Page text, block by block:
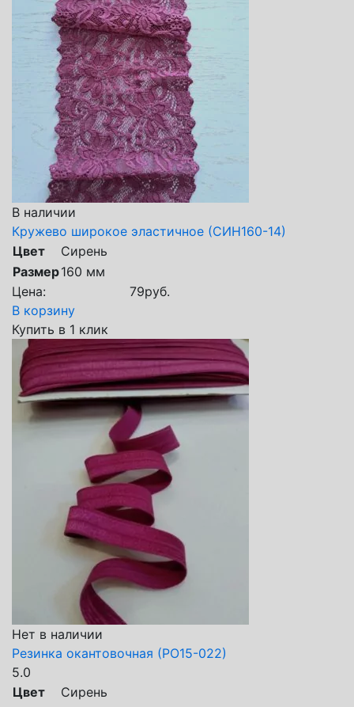
В наличии
Кружево широкое эластичное (СИН160-14)
Цвет
Сирень
Размер160 мм
Цена:
79руб.
В корзину
Купить в 1 клик
Нет в наличии
Резинка окантовочная (РО15-022)
5.0
Цвет
Сирень